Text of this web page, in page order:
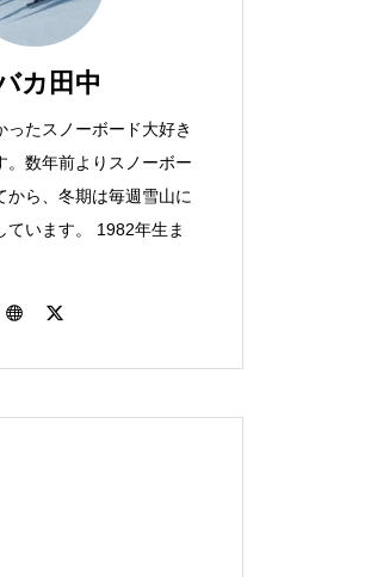
ーズンもお疲れ様でし
23-24シーズンのこと。
線スノボ旅行に新しい
クレールパック」のお
のワイドバーン！岩原
ー場
かの寒波到来！雪と時
の巻
道まで来て雨です。北
カ田中
ったスノーボード大好き
。数年前よりスノーボー
から、冬期は毎週雪山に
ています。 1982年生ま